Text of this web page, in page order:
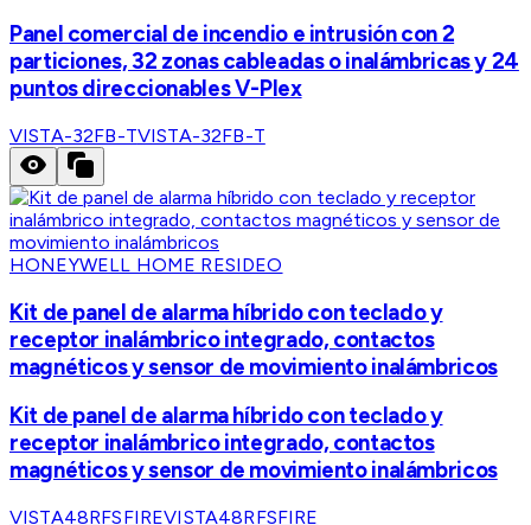
Panel comercial de incendio e intrusión con 2
particiones, 32 zonas cableadas o inalámbricas y 24
puntos direccionables V-Plex
VISTA-32FB-TVISTA-32FB-T
HONEYWELL HOME RESIDEO
Kit de panel de alarma híbrido con teclado y
receptor inalámbrico integrado, contactos
magnéticos y sensor de movimiento inalámbricos
Kit de panel de alarma híbrido con teclado y
receptor inalámbrico integrado, contactos
magnéticos y sensor de movimiento inalámbricos
VISTA48RFSFIREVISTA48RFSFIRE